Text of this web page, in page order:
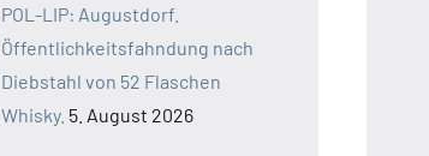
POL-LIP: Augustdorf.
Öffentlichkeitsfahndung nach
Diebstahl von 52 Flaschen
Whisky. 5. August 2026